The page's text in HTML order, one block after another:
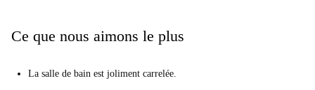
proximité. Ces emplacements, propices à la pratique et riches en
votre séjour à Madrid.
Ce que nous aimons le plus
La salle de bain est joliment carrelée.